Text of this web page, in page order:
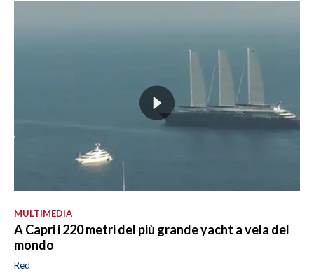
MULTIMEDIA
A Capri i 220 metri del più grande yacht a vela del
mondo
Red